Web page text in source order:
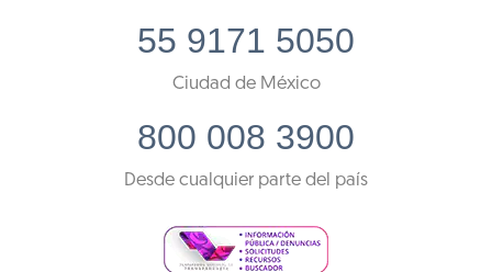
55 9171 5050
Ciudad de México
800 008 3900
Desde cualquier parte del país